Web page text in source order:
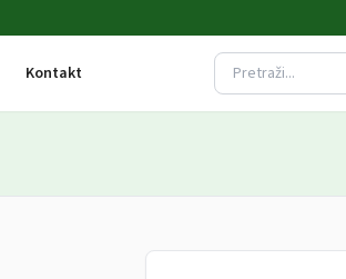
Kontakt Pretraži stranicu